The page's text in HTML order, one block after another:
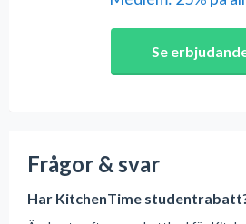
Se
Frågor & svar
Har KitchenTime